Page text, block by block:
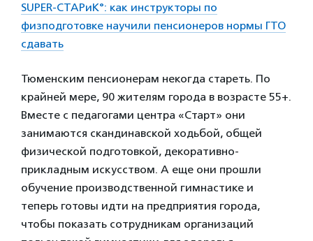
SUPER-СТАРиК°: как инструкторы по
физподготовке научили пенсионеров нормы ГТО
сдавать
Тюменским пенсионерам некогда стареть. По
крайней мере, 90 жителям города в возрасте 55+.
Вместе с педагогами центра «Старт» они
занимаются скандинавской ходьбой, общей
физической подготовкой, декоративно-
прикладным искусством. А еще они прошли
обучение производственной гимнастике и
теперь готовы идти на предприятия города,
чтобы показать сотрудникам организаций